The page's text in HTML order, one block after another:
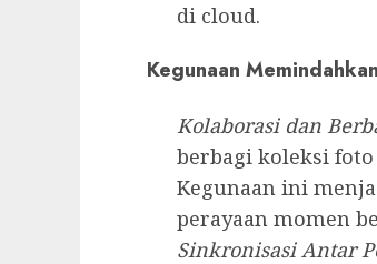
di cloud.
Kegunaan
Kolaborasi dan
berbagi koleksi
Kegunaan ini
perayaan momen
Sinkronisasi Antar